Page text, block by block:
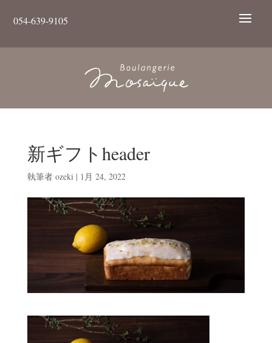
054-639-9105
新ギフトheader
執筆者 ozeki | 1月 24, 2022